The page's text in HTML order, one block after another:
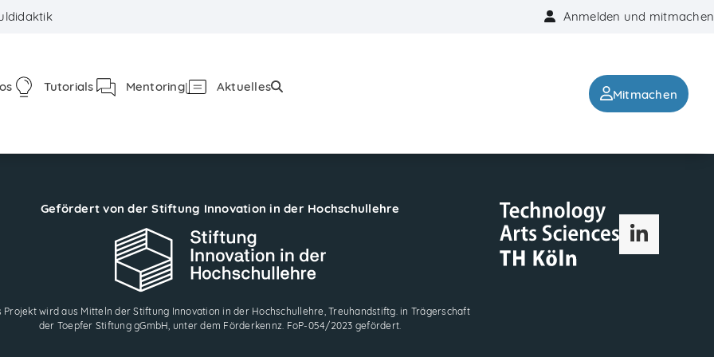
Anmelden und mitmachen
Tutorials Mentoring Aktuelles Mitmachen
Gefördert von der Stiftung Innovation in der Hochschullehre
Projekt wird aus Mitteln der Stiftung Innovation in der Hochschullehre, Treuhandstiftg. in Trägerschaft
der Toepfer Stiftung gGmbH, unter dem Förderkennz. FoP-054/2023 gefördert.
LinkedIn